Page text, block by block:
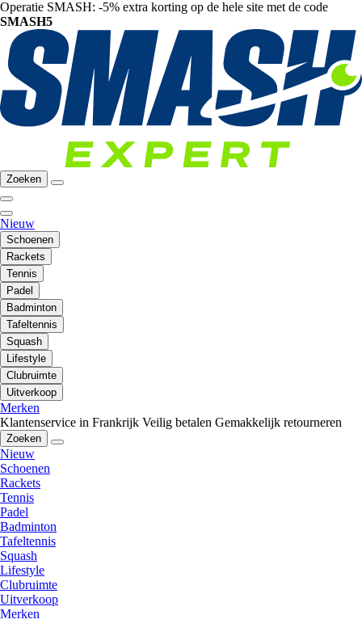
Operatie SMASH: -5% extra korting op de hele site met de code
SMASH5
Zoeken
Nieuw
Schoenen
Rackets
Tennis
Padel
Badminton
Tafeltennis
Squash
Lifestyle
Clubruimte
Uitverkoop
Merken
Klantenservice in Frankrijk Veilig betalen Gemakkelijk retourneren
Zoeken
Nieuw
Schoenen
Rackets
Tennis
Padel
Badminton
Tafeltennis
Squash
Lifestyle
Clubruimte
Uitverkoop
Merken